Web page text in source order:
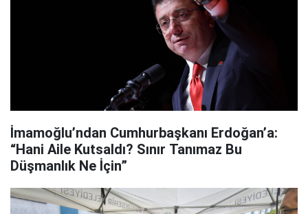
İmamoğlu’ndan Cumhurbaşkanı Erdoğan’a:
“Hani Aile Kutsaldı? Sınır Tanımaz Bu
Düşmanlık Ne İçin”